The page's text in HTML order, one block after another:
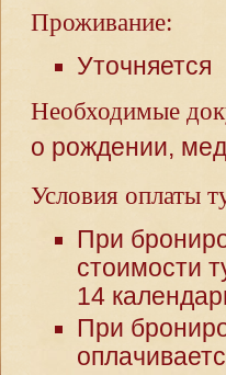
Проживание:
Уточняется
Необходимые
о рождении,
Условия оплаты
При
стоимости
14
При